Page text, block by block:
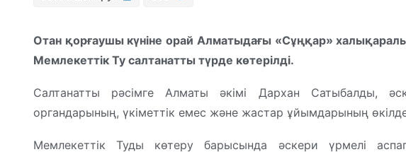
Отан қорғаушы күніне орай Алматыдағы «Сұңқар»
Мемлекеттік Ту салтанатты түрде көтерілді.
Салтанатты рәсімге Алматы әкімі Дархан Сатыбалды,
органдарының, үкіметтік емес және жастар ұйымдарының
Мемлекеттік Туды көтеру барысында әскери үрмелі